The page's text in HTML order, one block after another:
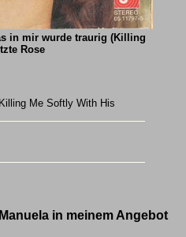
in mir wurde traurig (Killing
Rose
Me Softly With His
in meinem Angebot